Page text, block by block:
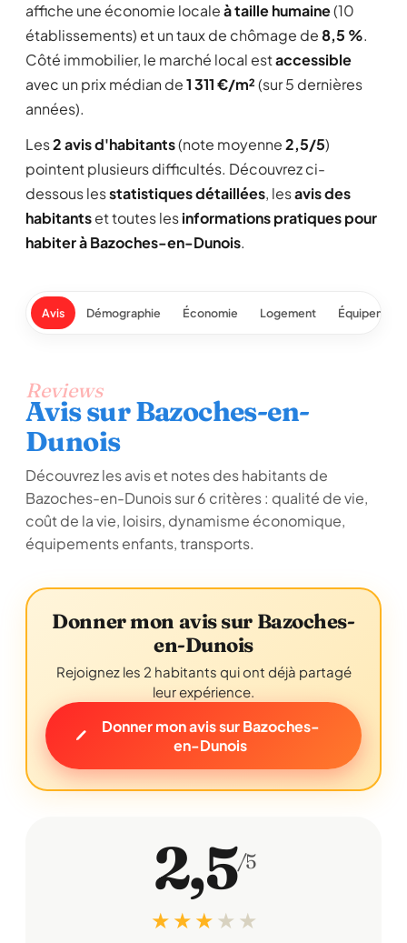
affiche une économie localeà taille humaine(10
établissements) et un taux de chômage de8,5 %.
Côté immobilier, le marché local estaccessible
avec un prix médian de1 311 €/m²(sur 5 dernières
années).
Les2 avis d'habitants(note moyenne2,5/5)
pointent plusieurs difficultés. Découvrez ci-
dessous lesstatistiques détaillées, lesavis des
habitantset toutes lesinformations pratiques pour
habiter à Bazoches-en-Dunois.
Avis Démographie Économie Logement
Reviews
Avis sur Bazoches-en-
Dunois
Découvrez les avis et notes des habitants de
Bazoches-en-Dunois sur 6 critères : qualité de vie,
coût de la vie, loisirs, dynamisme économique,
équipements enfants, transports.
Donner mon avis sur Bazoches-
en-Dunois
Rejoignez les 2 habitants qui ont déjà partagé
leur expérience.
Donner mon avis sur Bazoches-
en-Dunois
2,5/5
★ ★ ★ ★ ★